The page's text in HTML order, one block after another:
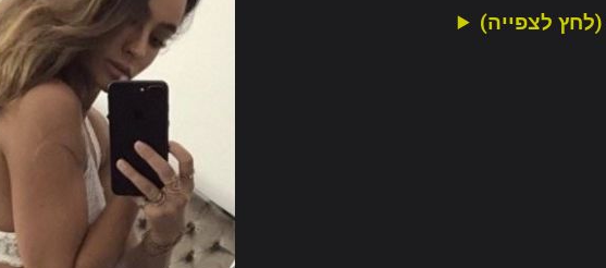
(לחץ לצפייה)